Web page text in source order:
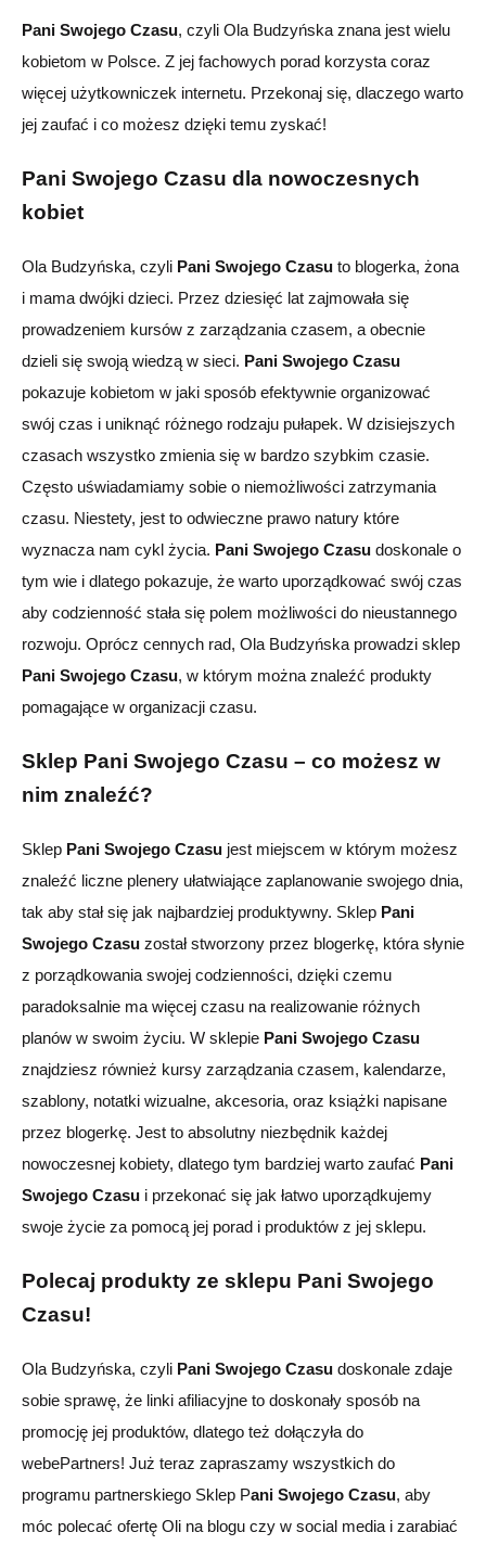
Pani Swojego Czasu, czyli Ola Budzyńska znana jest wielu
kobietom w Polsce. Z jej fachowych porad korzysta coraz
więcej użytkowniczek internetu. Przekonaj się, dlaczego warto
jej zaufać i co możesz dzięki temu zyskać!
Pani Swojego Czasu dla nowoczesnych
kobiet
Ola Budzyńska, czyli Pani Swojego Czasu to blogerka, żona
i mama dwójki dzieci. Przez dziesięć lat zajmowała się
prowadzeniem kursów z zarządzania czasem, a obecnie
dzieli się swoją wiedzą w sieci. Pani Swojego Czasu
pokazuje kobietom w jaki sposób efektywnie organizować
swój czas i uniknąć różnego rodzaju pułapek. W dzisiejszych
czasach wszystko zmienia się w bardzo szybkim czasie.
Często uświadamiamy sobie o niemożliwości zatrzymania
czasu. Niestety, jest to odwieczne prawo natury które
wyznacza nam cykl życia. Pani Swojego Czasu doskonale o
tym wie i dlatego pokazuje, że warto uporządkować swój czas
aby codzienność stała się polem możliwości do nieustannego
rozwoju. Oprócz cennych rad, Ola Budzyńska prowadzi sklep
Pani Swojego Czasu, w którym można znaleźć produkty
pomagające w organizacji czasu.
Sklep Pani Swojego Czasu – co możesz w
nim znaleźć?
Sklep Pani Swojego Czasu jest miejscem w którym możesz
znaleźć liczne plenery ułatwiające zaplanowanie swojego dnia,
tak aby stał się jak najbardziej produktywny. Sklep Pani
Swojego Czasu został stworzony przez blogerkę, która słynie
z porządkowania swojej codzienności, dzięki czemu
paradoksalnie ma więcej czasu na realizowanie różnych
planów w swoim życiu. W sklepie Pani Swojego Czasu
znajdziesz również kursy zarządzania czasem, kalendarze,
szablony, notatki wizualne, akcesoria, oraz książki napisane
przez blogerkę. Jest to absolutny niezbędnik każdej
nowoczesnej kobiety, dlatego tym bardziej warto zaufać Pani
Swojego Czasu i przekonać się jak łatwo uporządkujemy
swoje życie za pomocą jej porad i produktów z jej sklepu.
Polecaj produkty ze sklepu Pani Swojego
Czasu!
Ola Budzyńska, czyli Pani Swojego Czasu doskonale zdaje
sobie sprawę, że linki afiliacyjne to doskonały sposób na
promocję jej produktów, dlatego też dołączyła do
webePartners! Już teraz zapraszamy wszystkich do
programu partnerskiego Sklep Pani Swojego Czasu, aby
móc polecać ofertę Oli na blogu czy w social media i zarabiać